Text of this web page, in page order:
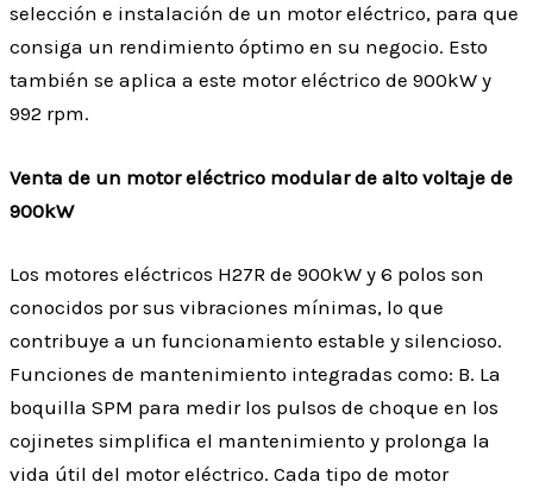
selección e instalación de un motor eléctrico, para que
consiga un rendimiento óptimo en su negocio. Esto
también se aplica a este motor eléctrico de 900kW y
992 rpm.
Venta de un motor eléctrico modular de alto voltaje de
900kW
Los motores eléctricos H27R de 900kW y 6 polos son
conocidos por sus vibraciones mínimas, lo que
contribuye a un funcionamiento estable y silencioso.
Funciones de mantenimiento integradas como: B. La
boquilla SPM para medir los pulsos de choque en los
cojinetes simplifica el mantenimiento y prolonga la
vida útil del motor eléctrico. Cada tipo de motor